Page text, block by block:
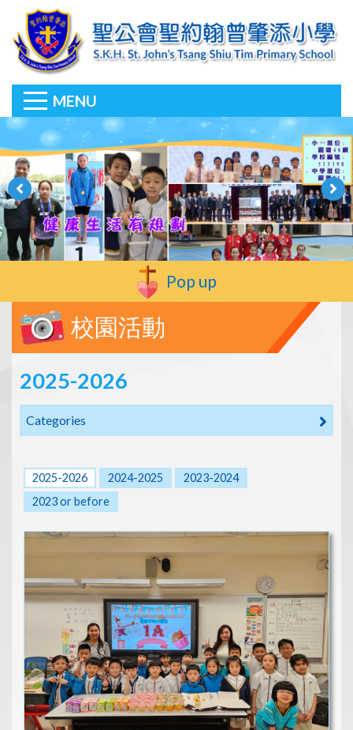
MENU
Pop up
校園活動
2025-2026
Categories
2025-2026 2024-2025
2023-2024
2023 or before